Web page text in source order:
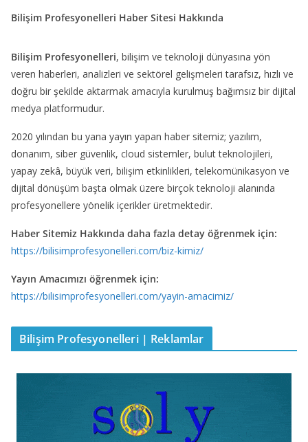
Bilişim Profesyonelleri Haber Sitesi Hakkında
Bilişim Profesyonelleri, bilişim ve teknoloji dünyasına yön
veren haberleri, analizleri ve sektörel gelişmeleri tarafsız, hızlı ve
doğru bir şekilde aktarmak amacıyla kurulmuş bağımsız bir dijital
medya platformudur.
2020 yılından bu yana yayın yapan haber sitemiz; yazılım,
donanım, siber güvenlik, cloud sistemler, bulut teknolojileri,
yapay zekâ, büyük veri, bilişim etkinlikleri, telekomünikasyon ve
dijital dönüşüm başta olmak üzere birçok teknoloji alanında
profesyonellere yönelik içerikler üretmektedir.
Haber Sitemiz Hakkında daha fazla detay öğrenmek için:
https://bilisimprofesyonelleri.com/biz-kimiz/
Yayın Amacımızı öğrenmek için:
https://bilisimprofesyonelleri.com/yayin-amacimiz/
Bilişim Profesyonelleri | Reklamlar